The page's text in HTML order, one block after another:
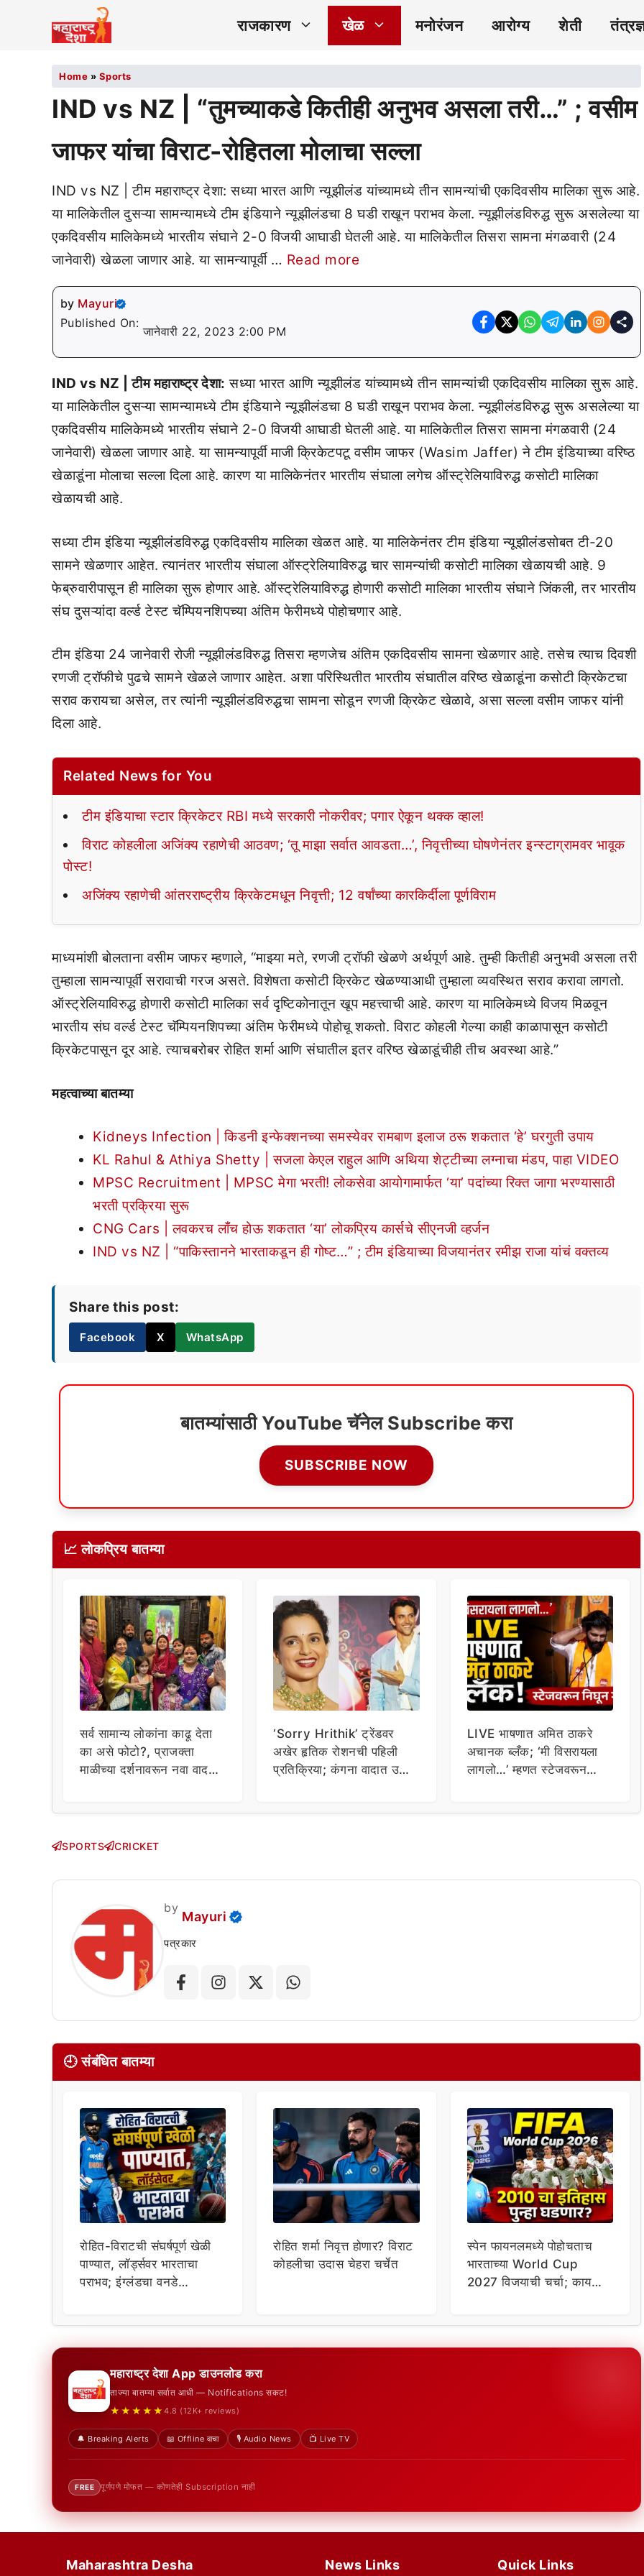
राजकारण खेळ मनोरंजन आरोग्य शेती
Home » Sports
IND vs NZ | “तुमच्याकडे कितीही अनुभव असला तरी…” ; वसीम
जाफर यांचा विराट-रोहितला मोलाचा सल्ला
IND vs NZ | टीम महाराष्ट्र देशा: सध्या भारत आणि न्यूझीलंड यांच्यामध्ये तीन सामन्यांची एकदिवसीय मालिका सुरू आहे.
या मालिकेतील दुसऱ्या सामन्यामध्ये टीम इंडियाने न्यूझीलंडचा 8 घडी राखून पराभव केला. न्यूझीलंडविरुद्ध सुरू असलेल्या या
एकदिवसीय मालिकेमध्ये भारतीय संघाने 2-0 विजयी आघाडी घेतली आहे. या मालिकेतील तिसरा सामना मंगळवारी (24
जानेवारी) खेळला जाणार आहे. या सामन्यापूर्वी … Read more
by Mayuri
Published On:
जानेवारी 22, 2023 2:00 PM
IND vs NZ | टीम महाराष्ट्र देशा: सध्या भारत आणि न्यूझीलंड यांच्यामध्ये तीन सामन्यांची एकदिवसीय मालिका सुरू आहे.
या मालिकेतील दुसऱ्या सामन्यामध्ये टीम इंडियाने न्यूझीलंडचा 8 घडी राखून पराभव केला. न्यूझीलंडविरुद्ध सुरू असलेल्या या
एकदिवसीय मालिकेमध्ये भारतीय संघाने 2-0 विजयी आघाडी घेतली आहे. या मालिकेतील तिसरा सामना मंगळवारी (24
जानेवारी) खेळला जाणार आहे. या सामन्यापूर्वी माजी क्रिकेटपटू वसीम जाफर (Wasim Jaffer) ने टीम इंडियाच्या वरिष्ठ
खेळाडूंना मोलाचा सल्ला दिला आहे. कारण या मालिकेनंतर भारतीय संघाला लगेच ऑस्ट्रेलियाविरुद्ध कसोटी मालिका
खेळायची आहे.
सध्या टीम इंडिया न्यूझीलंडविरुद्ध एकदिवसीय मालिका खेळत आहे. या मालिकेनंतर टीम इंडिया न्यूझीलंडसोबत टी-20
सामने खेळणार आहेत. त्यानंतर भारतीय संघाला ऑस्ट्रेलियाविरुद्ध चार सामन्यांची कसोटी मालिका खेळायची आहे. 9
फेब्रुवारीपासून ही मालिका सुरू होणार आहे. ऑस्ट्रेलियाविरुद्ध होणारी कसोटी मालिका भारतीय संघाने जिंकली, तर भारतीय
संघ दुसऱ्यांदा वर्ल्ड टेस्ट चॅम्पियनशिपच्या अंतिम फेरीमध्ये पोहोचणार आहे.
टीम इंडिया 24 जानेवारी रोजी न्यूझीलंडविरुद्ध तिसरा म्हणजेच अंतिम एकदिवसीय सामना खेळणार आहे. तसेच त्याच दिवशी
रणजी ट्रॉफीचे पुढचे सामने खेळले जाणार आहेत. अशा परिस्थितीत भारतीय संघातील वरिष्ठ खेळाडूंना कसोटी क्रिकेटचा
सराव करायचा असेल, तर त्यांनी न्यूझीलंडविरुद्धचा सामना सोडून रणजी क्रिकेट खेळावे, असा सल्ला वसीम जाफर यांनी
दिला आहे.
Related News for You
टीम इंडियाचा स्टार क्रिकेटर RBI मध्ये सरकारी नोकरीवर; पगार ऐकून थक्क व्हाल!
विराट कोहलीला अजिंक्य रहाणेची आठवण; ‘तू माझा सर्वात आवडता…’, निवृत्तीच्या घोषणेनंतर इन्स्टाग्रामवर भावूक
पोस्ट!
अजिंक्य रहाणेची आंतरराष्ट्रीय क्रिकेटमधून निवृत्ती; 12 वर्षांच्या कारकिर्दीला पूर्णविराम
माध्यमांशी बोलताना वसीम जाफर म्हणाले, “माझ्या मते, रणजी ट्रॉफी खेळणे अर्थपूर्ण आहे. तुम्ही कितीही अनुभवी असला तरी
तुम्हाला सामन्यापूर्वी सरावाची गरज असते. विशेषता कसोटी क्रिकेट खेळण्याआधी तुम्हाला व्यवस्थित सराव करावा लागतो.
ऑस्ट्रेलियाविरुद्ध होणारी कसोटी मालिका सर्व दृष्टिकोनातून खूप महत्त्वाची आहे. कारण या मालिकेमध्ये विजय मिळवून
भारतीय संघ वर्ल्ड टेस्ट चॅम्पियनशिपच्या अंतिम फेरीमध्ये पोहोचू शकतो. विराट कोहली गेल्या काही काळापासून कसोटी
क्रिकेटपासून दूर आहे. त्याचबरोबर रोहित शर्मा आणि संघातील इतर वरिष्ठ खेळाडूंचीही तीच अवस्था आहे.”
महत्वाच्या बातम्या
Kidneys Infection | किडनी इन्फेक्शनच्या समस्येवर रामबाण इलाज ठरू शकतात ‘हे’ घरगुती उपाय
KL Rahul & Athiya Shetty | सजला केएल राहुल आणि अथिया शेट्टीच्या लग्नाचा मंडप, पाहा VIDEO
MPSC Recruitment | MPSC मेगा भरती! लोकसेवा आयोगामार्फत ‘या’ पदांच्या रिक्त जागा भरण्यासाठी
भरती प्रक्रिया सुरू
CNG Cars | लवकरच लाँच होऊ शकतात ‘या’ लोकप्रिय कार्सचे सीएनजी व्हर्जन
IND vs NZ | “पाकिस्तानने भारताकडून ही गोष्ट…” ; टीम इंडियाच्या विजयानंतर रमीझ राजा यांचं वक्तव्य
Share this post:
Facebook X WhatsApp
बातम्यांसाठी YouTube चॅनेल Subscribe करा
SUBSCRIBE NOW
📈 लोकप्रिय बातम्या
सर्व सामान्य लोकांना काढू देता
का असे फोटो?, प्राजक्ता
माळीच्या दर्शनावरून नवा वाद;
‘Sorry Hrithik’ ट्रेंडवर
अखेर हृतिक रोशनची पहिली
प्रतिक्रिया; कंगना वादात उडी
LIVE भाषणात अमित ठाकरे
अचानक ब्लँक; ‘मी विसरायला
लागलो…’ म्हणत स्टेजवरून
SPORTS CRICKET
by
Mayuri
पत्रकार
🕘 संबंधित बातम्या
रोहित-विराटची संघर्षपूर्ण खेळी
पाण्यात, लॉर्ड्सवर भारताचा
पराभव; इंग्लंडचा वनडे
रोहित शर्मा निवृत्त होणार? विराट
कोहलीचा उदास चेहरा चर्चेत
स्पेन फायनलमध्ये पोहोचताच
भारताच्या World Cup
2027 विजयाची चर्चा; काय
महाराष्ट्र देशा App डाउनलोड करा
ताज्या बातम्या सर्वात आधी — Notifications सकट!
★★★★★ 4.8 (12K+ reviews)
🔔 Breaking Alerts 📖 Offline वाचा 🎙️ Audio News 📺 Live TV
FREE पूर्णपणे मोफत — कोणतेही Subscription नाही
Maharashtra Desha News Links Quick Links